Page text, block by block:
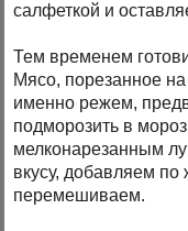
салфеткой и
Тем временем
Мясо, порезанное
именно режем,
подморозить в
мелконарезанным
вкусу, добавляем
перемешиваем.